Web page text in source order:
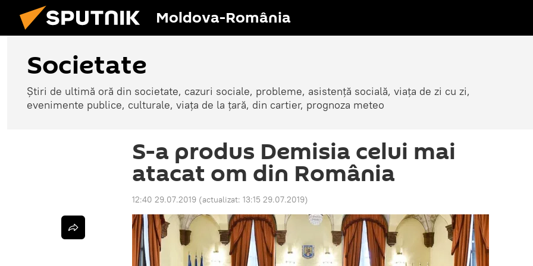
Moldova-România
Societate
Știri de ultimă oră din societate, cazuri sociale, probleme, asistență socială, viața de zi cu zi,
evenimente publice, culturale, viața de la țară, din cartier, prognoza meteo
S-a produs Demisia celui mai
atacat om din România
12:40 29.07.2019 (actualizat: 13:15 29.07.2019)